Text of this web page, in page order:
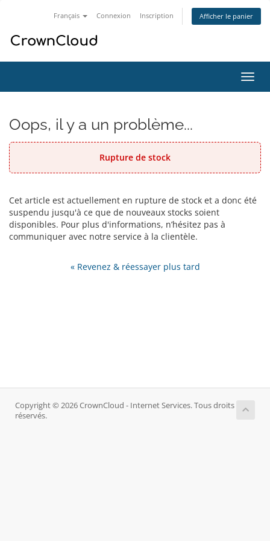
Français Connexion Inscription Afficher le panier
la
Oops, il y a un problème...
Rupture de stock
Cet article est actuellement en rupture de stock et a donc été
suspendu jusqu'à ce que de nouveaux stocks soient
disponibles. Pour plus d'informations, n’hésitez pas à
communiquer avec notre service à la clientèle.
« Revenez & réessayer plus tard
Copyright © 2026 CrownCloud - Internet Services. Tous droits
réservés.